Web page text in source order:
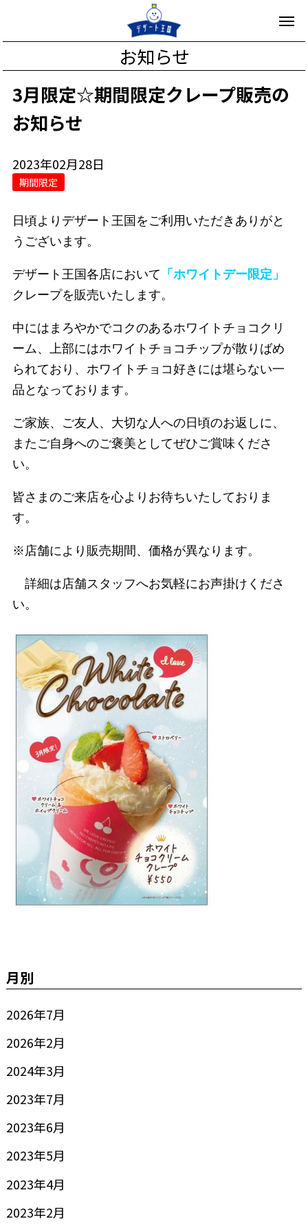
お知らせ
3月限定☆期間限定クレープ販売の
お知らせ
2023年02月28日
期間限定
日頃よりデザート王国をご利用いただきありがと
うございます。
デザート王国各店において 「ホワイトデー限定」
クレープを販売いたします。
中にはまろやかでコクのあるホワイトチョコクリ
ーム、上部にはホワイト チョコチップが散りばめ
られており、ホワイトチョコ好きには堪らない一
品となっております。
ご家族、ご友人、大切な人への日頃のお返しに、
またご自身へのご褒美としてぜひご賞味くださ
い。
皆さまのご来店を心よりお待ちいたしておりま
す。
※店舗により販売期間、価格が異なります。
詳細は店舗スタッフへお気軽にお声掛けくださ
い。
月別
2026年7月
2026年2月
2024年3月
2023年7月
2023年6月
2023年5月
2023年4月
2023年2月